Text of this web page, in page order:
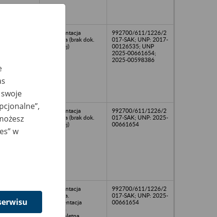
dokumentacja
osobowa (brak dok.
płacowej)
992700/611/1226/2
017-SAK; UNP: 2017-
00126535; UNP
2025-00661654;
2025-00598386
dokumentacja
osobowa (brak dok.
płacowej)
992700/611/1226/2
017-SAK; UNP: 2025-
00661654
dokumentacja
osobowa.
Dokumentacja
992700/611/1226/2
017-SAK; UNP: 2025-
00661654
w